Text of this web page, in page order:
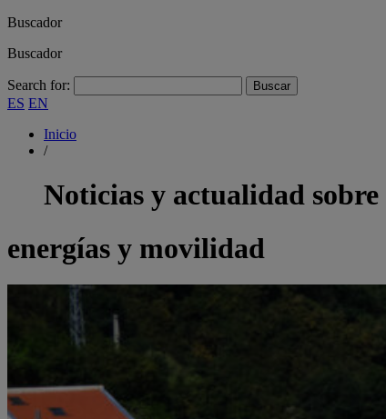
Buscador
Buscador
Search for:
ES EN
Inicio
/
Noticias y actualidad sobre
energías y movilidad